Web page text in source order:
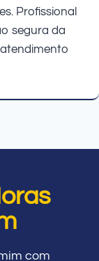
Profissional
segura da
com